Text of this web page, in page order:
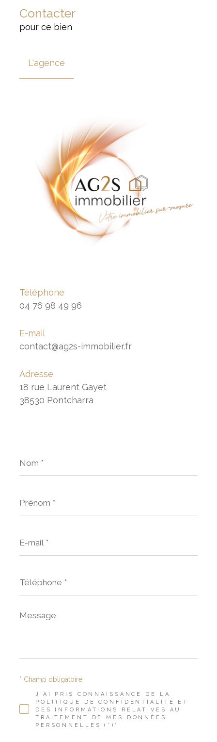
Contacter
pour ce bien
L'agence
Téléphone
04 76 98 49 96
E-mail
contact@ag2s-immobilier.fr
Adresse
18 rue Laurent Gayet
38530 Pontcharra
*
*
mail
*
Message
*
J'AI PRIS CONNAISSANCE DE LA
POLITIQUE DE CONFIDENTIALITÉ ET
DES INFORMATIONS RELATIVES AU
TRAITEMENT DE MES DONNÉES
PERSONNELLES (*)*
* Champ obligatoire